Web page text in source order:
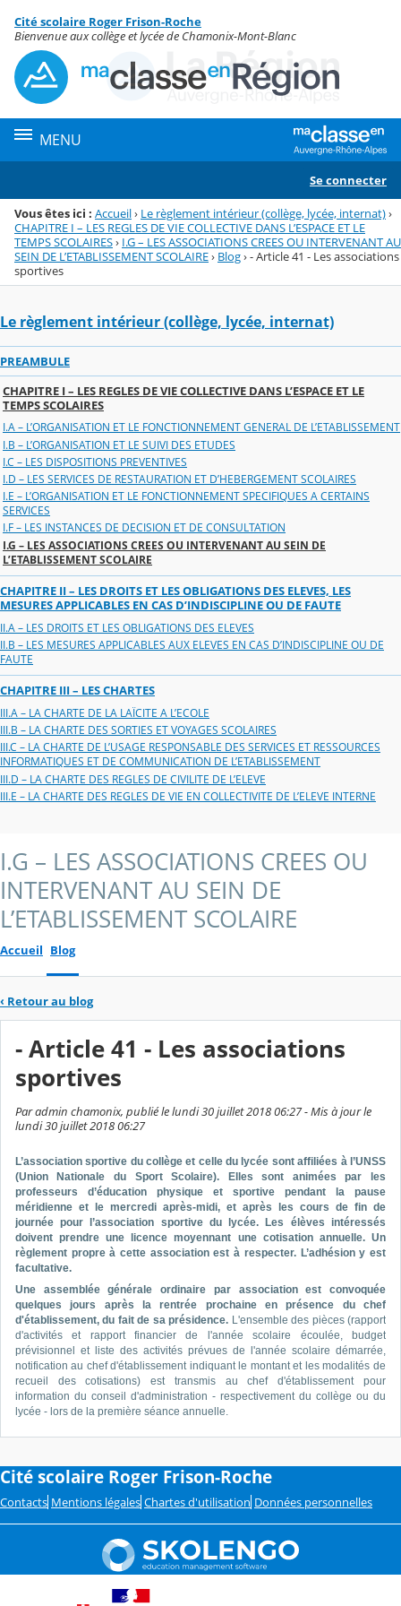
Menu de la rubrique
Contenu
Cité scolaire Roger Frison-Roche
Bienvenue aux collège et lycée de Chamonix-Mont-Blanc
MENU
Se connecter
Vous êtes ici : Accueil› Le règlement intérieur (collège, lycée, internat)›
CHAPITRE I – LES REGLES DE VIE COLLECTIVE DANS L’ESPACE ET LE
TEMPS SCOLAIRES› I.G – LES ASSOCIATIONS CREES OU INTERVENANT AU
SEIN DE L’ETABLISSEMENT SCOLAIRE› Blog›- Article 41 - Les associations
sportives
Le règlement intérieur (collège, lycée, internat)
PREAMBULE
CHAPITRE I – LES REGLES DE VIE COLLECTIVE DANS L’ESPACE ET LE
TEMPS SCOLAIRES
I.A – L’ORGANISATION ET LE FONCTIONNEMENT GENERAL DE L’ETABLISSEMENT
I.B – L’ORGANISATION ET LE SUIVI DES ETUDES
I.C – LES DISPOSITIONS PREVENTIVES
I.D – LES SERVICES DE RESTAURATION ET D’HEBERGEMENT SCOLAIRES
I.E – L’ORGANISATION ET LE FONCTIONNEMENT SPECIFIQUES A CERTAINS
SERVICES
I.F – LES INSTANCES DE DECISION ET DE CONSULTATION
I.G – LES ASSOCIATIONS CREES OU INTERVENANT AU SEIN DE
L’ETABLISSEMENT SCOLAIRE
CHAPITRE II – LES DROITS ET LES OBLIGATIONS DES ELEVES, LES
MESURES APPLICABLES EN CAS D’INDISCIPLINE OU DE FAUTE
II.A – LES DROITS ET LES OBLIGATIONS DES ELEVES
II.B – LES MESURES APPLICABLES AUX ELEVES EN CAS D’INDISCIPLINE OU DE
FAUTE
CHAPITRE III – LES CHARTES
III.A – LA CHARTE DE LA LAÏCITE A L’ECOLE
III.B – LA CHARTE DES SORTIES ET VOYAGES SCOLAIRES
III.C – LA CHARTE DE L’USAGE RESPONSABLE DES SERVICES ET RESSOURCES
INFORMATIQUES ET DE COMMUNICATION DE L’ETABLISSEMENT
III.D – LA CHARTE DES REGLES DE CIVILITE DE L’ELEVE
III.E – LA CHARTE DES REGLES DE VIE EN COLLECTIVITE DE L’ELEVE INTERNE
I.G – LES ASSOCIATIONS CREES OU
INTERVENANT AU SEIN DE
L’ETABLISSEMENT SCOLAIRE
Accueil Blog
‹ Retour au blog
- Article 41 - Les associations
sportives
Par admin chamonix, publié le lundi 30 juillet 2018 06:27 - Mis à jour le
lundi 30 juillet 2018 06:27
L’association sportive du collège et celle du lycée sont affiliées à l’UNSS
(Union Nationale du Sport Scolaire). Elles sont animées par les
professeurs d’éducation physique et sportive pendant la pause
méridienne et le mercredi après-midi, et après les cours de fin de
journée pour l’association sportive du lycée. Les élèves intéressés
doivent prendre une licence moyennant une cotisation annuelle. Un
règlement propre à cette association est à respecter. L’adhésion y est
facultative.
Une assemblée générale ordinaire par association est convoquée
quelques jours après la rentrée prochaine en présence du chef
d'établissement, du fait de sa présidence. L'ensemble des pièces (rapport
d'activités et rapport financier de l'année scolaire écoulée, budget
prévisionnel et liste des activités prévues de l'année scolaire démarrée,
notification au chef d'établissement indiquant le montant et les modalités de
recueil des cotisations) est transmis au chef d'établissement pour
information du conseil d'administration - respectivement du collège ou du
lycée - lors de la première séance annuelle.
Cité scolaire Roger Frison-Roche
Contacts Mentions légales Chartes d'utilisation Données personnelles